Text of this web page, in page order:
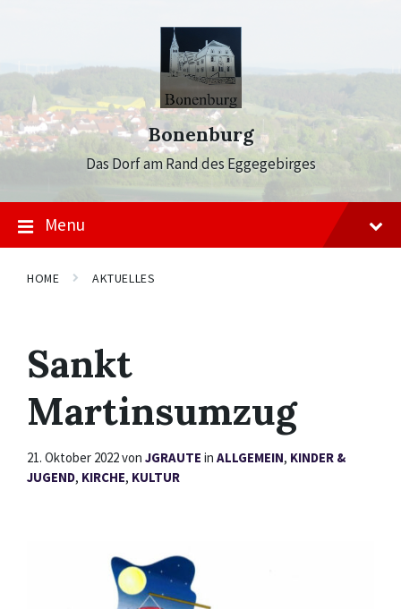
Bonenburg
Das Dorf am Rand des Eggegebirges
Menu
HOME AKTUELLES
Sankt
Martinsumzug
21. Oktober 2022von JGRAUTE in ALLGEMEIN, KINDER &
JUGEND, KIRCHE, KULTUR